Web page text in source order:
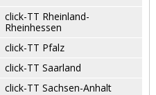
click-TT Rheinland-
Rheinhessen
click-TT Pfalz
click-TT Saarland
click-TT Sachsen-Anhalt